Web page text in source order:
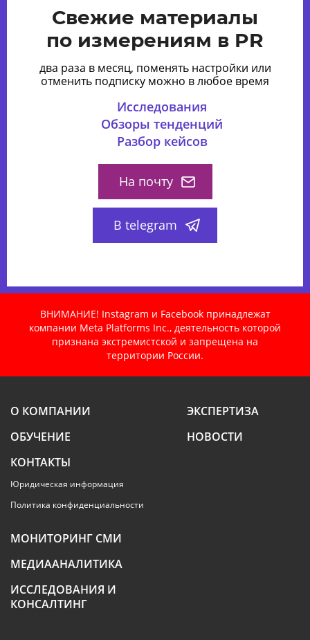
Свежие материалы
по измерениям в PR
два раза в месяц, поменять настройки или
отменить подписку можно в любое время
Исследования
Обзоры тенденций
Разбор кейсов
На почту
В telegram
ВНИМАНИЕ! Instagram и Facebook принадлежат
компании Meta Platforms Inc., деятельность которой
признана экстремистской и запрещена на
территории России.
О КОМПАНИИ
ЭКСПЕРТИЗА
ОБУЧЕНИЕ
НОВОСТИ
КОНТАКТЫ
Юридическая информация
Политика конфиденциальности
МОНИТОРИНГ СМИ
МЕДИААНАЛИТИКА
ИССЛЕДОВАНИЯ И
КОНСАЛТИНГ